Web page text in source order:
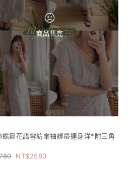
商品售完
蝶舞花語雪紡傘袖綁帶連身洋*附三角
2580